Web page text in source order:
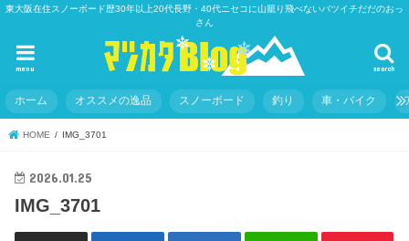
東大阪在住スノーボード歴30年以上20代長野・40代ニセコに山籠り飛べないバツイチだだのおっ
さん
search
menu
ホーム オススメの逸品 スノーボード 釣り 車・バイク
HOME IMG_3701
2026.01.25
IMG_3701